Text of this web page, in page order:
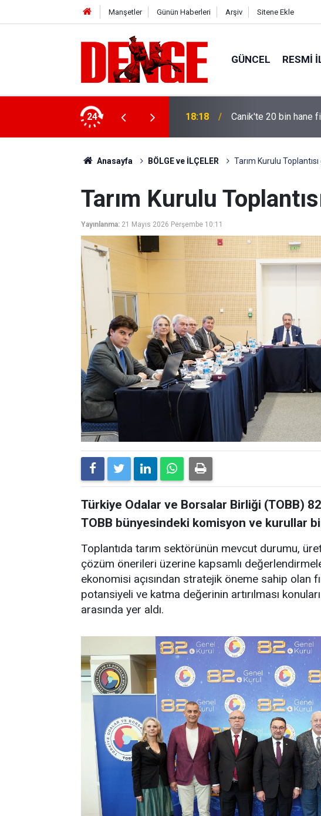
Manşetler Günün Haberleri Arşiv Sitene Ekle
GÜNCEL RESMI
24
kadar devam edecek 18:18 Canik'te 20 bin hane
Anasayfa BÖLGE ve İLÇELER Tarım Kurulu
Tarım Kurulu
Yayınlanma: 21 Mayıs 2026 Perşembe 10:11
Türkiye Odalar ve Borsalar Birliği (TOBB)
TOBB bünyesindeki komisyon ve kurullar
Toplantıda tarım sektörünün mevcut durumu,
çözüm önerileri üzerine kapsamlı
ekonomisi açısından stratejik öneme sahip olan
potansiyeli ve katma değerinin artırılması
arasında yer aldı.